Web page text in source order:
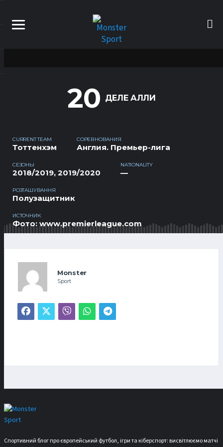
20 ДЕЛЕ АЛЛИ
CURRENT TEAM
Тоттенхэм
СОРЕВНОВАНИЯ
Англия. Премьер-лига
СЕЗОНЫ
2018/2019, 2019/2020
NATIONALITY
—
РОЗТАШУВАННЯ
Полузащитник
ИСТОЧНИК:
Фото:www.premierleague.com
Monster
Sport
Спортивний блог про європейський футбол, ігри та кіберспорт: висвітлюємо матчі